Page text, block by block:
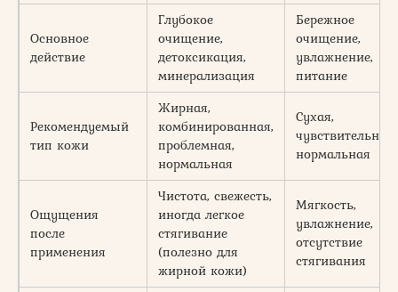
Основное
действие
Глубокое
очищение,
детоксикация,
минерализация
Бережное
очищение,
увлажнение,
питание
Рекомендуемый
тип кожи
Жирная,
комбинированная,
проблемная,
нормальная
Сухая,
чувствительная,
нормальная
Ощущения
после
применения
Чистота, свежесть,
иногда легкое
стягивание
(полезно для
жирной кожи)
Мягкость,
увлажнение,
отсутствие
стягивания